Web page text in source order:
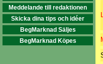
Meddelande till redaktionen
Skicka dina tips och idéer
BegMarknad Säljes
BegMarknad Köpes